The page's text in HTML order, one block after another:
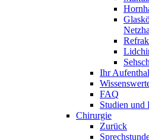
Ihr
FAQ
Studien und
Chirurgie
Zurück